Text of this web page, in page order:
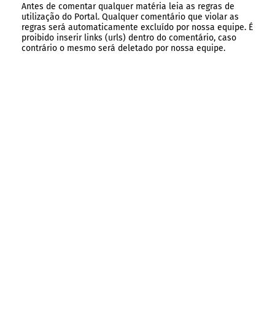
Antes de comentar qualquer matéria leia as regras de
utilização do Portal. Qualquer comentário que violar as
regras será automaticamente excluído por nossa equipe. É
proibido inserir links (urls) dentro do comentário, caso
contrário o mesmo será deletado por nossa equipe.